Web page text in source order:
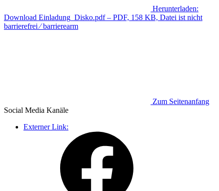
Herunterladen:
Download Einladung_Disko.pdf – PDF, 158 KB, Datei ist nicht
barrierefrei ⁄ barrierearm
Zum Seitenanfang
Social Media Kanäle
Externer Link: